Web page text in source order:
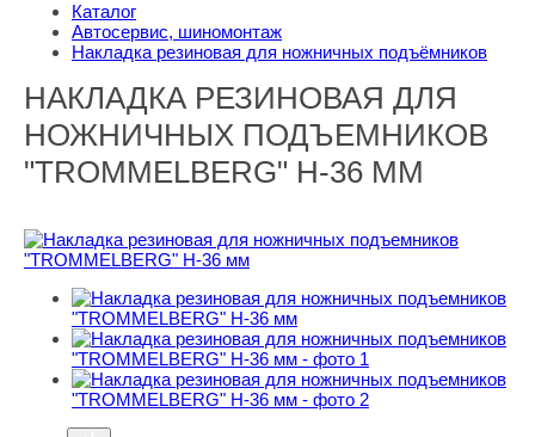
Каталог
Автосервис, шиномонтаж
Накладка резиновая для ножничных подъёмников
НАКЛАДКА РЕЗИНОВАЯ ДЛЯ
НОЖНИЧНЫХ ПОДЪЕМНИКОВ
"TROMMELBERG" H-36 ММ